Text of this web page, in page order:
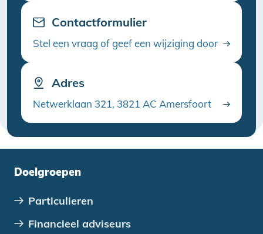
Contactformulier
Stel een vraag of geef een wijziging door
Adres
Netwerklaan 321, 3821 AC Amersfoort
Doelgroepen
Particulieren
Financieel adviseurs